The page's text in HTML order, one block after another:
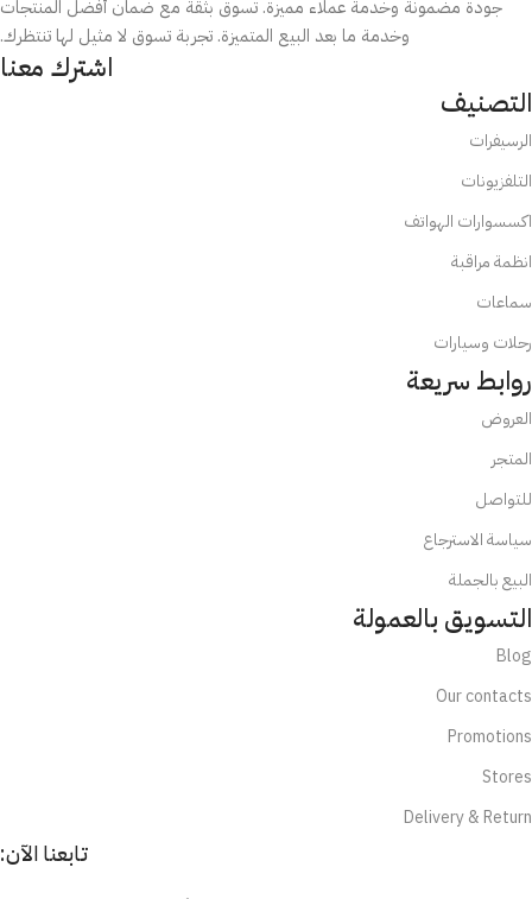
جودة مضمونة وخدمة عملاء مميزة. تسوق بثقة مع ضمان أفضل المنتجات
وخدمة ما بعد البيع المتميزة. تجربة تسوق لا مثيل لها تنتظرك.
اشترك معنا
التصنيف
الرسيفرات
التلفزيونات
اكسسوارات الهواتف
انظمة مراقبة
سماعات
رحلات وسيارات
روابط سريعة
العروض
المتجر
للتواصل
سياسة الاسترجاع
البيع بالجملة
التسويق بالعمولة
Blog
Our contacts
Promotions
Stores
Delivery & Return
تابعنا الآن: